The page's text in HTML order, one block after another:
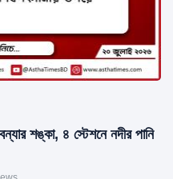
শঙ্কা, ৪ স্টেশনে নদীর পানি